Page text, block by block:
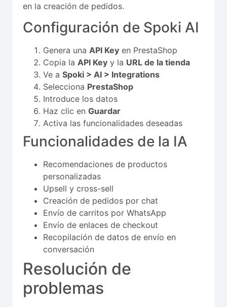
en la creación de pedidos.
Configuración de Spoki AI
Genera una API Key en PrestaShop
Copia la API Key y la URL de la tienda
Ve a Spoki > AI > Integrations
Selecciona PrestaShop
Introduce los datos
Haz clic en Guardar
Activa las funcionalidades deseadas
Funcionalidades de la IA
Recomendaciones de productos
personalizadas
Upsell y cross-sell
Creación de pedidos por chat
Envío de carritos por WhatsApp
Envío de enlaces de checkout
Recopilación de datos de envío en
conversación
Resolución de
problemas